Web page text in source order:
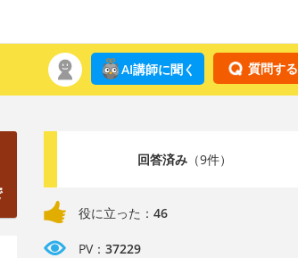
質問する
AI講師に聞く
回答済み（9件）
役に立った： 46
PV： 37229